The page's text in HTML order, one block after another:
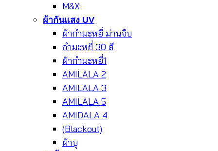
M&X
ผ้ากันแสง UV
ผ้ากำมะหยี่ ม่านจีบ
กำมะหยี่ 30 สี
ผ้ากำมะหยี่1
AMILALA 2
AMILALA 3
AMILALA 5
AMIDALA 4
(Blackout)
ผ้าบุ